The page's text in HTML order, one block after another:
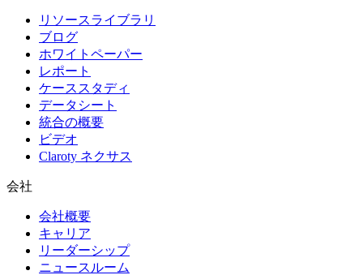
リソースライブラリ
ブログ
ホワイトペーパー
レポート
ケーススタディ
データシート
統合の概要
ビデオ
Claroty ネクサス
会社
会社概要
キャリア
リーダーシップ
ニュースルーム